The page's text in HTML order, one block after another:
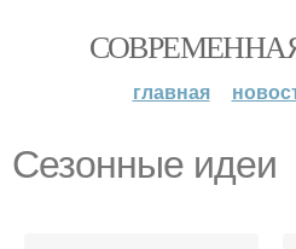
главная
Сезонные идеи